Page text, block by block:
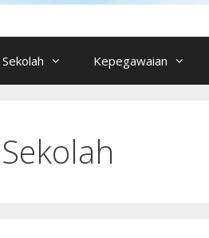
Kepegawaian